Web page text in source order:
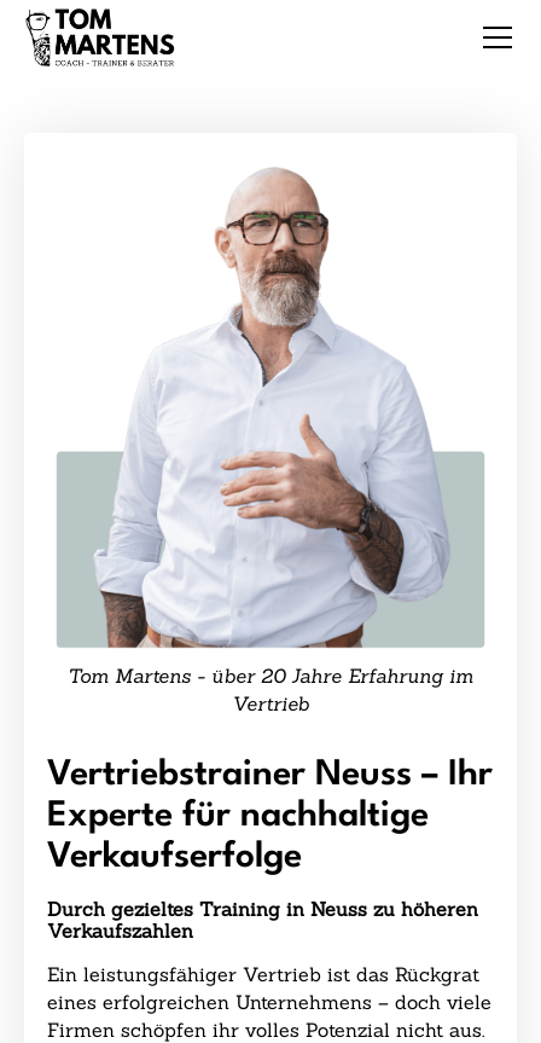
Vertriebstrainer Neuss – Ihr
Experte für nachhaltige
Verkaufserfolge
Durch gezieltes Training in Neuss zu höheren
Verkaufszahlen
Ein leistungsfähiger Vertrieb ist das Rückgrat
eines erfolgreichen Unternehmens – doch viele
Firmen schöpfen ihr volles Potenzial nicht aus.
Tom Martens - über 20 Jahre Erfahrung im
Vertrieb